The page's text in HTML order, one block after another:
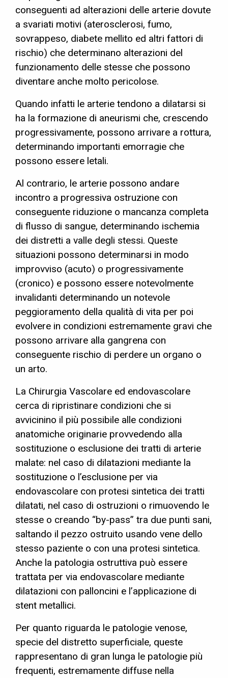
conseguenti ad alterazioni delle arterie dovute
a svariati motivi (aterosclerosi, fumo,
sovrappeso, diabete mellito ed altri fattori di
rischio) che determinano alterazioni del
funzionamento delle stesse che possono
diventare anche molto pericolose.
Quando infatti le arterie tendono a dilatarsi si
ha la formazione di aneurismi che, crescendo
progressivamente, possono arrivare a rottura,
determinando importanti emorragie che
possono essere letali.
Al contrario, le arterie possono andare
incontro a progressiva ostruzione con
conseguente riduzione o mancanza completa
di flusso di sangue, determinando ischemia
dei distretti a valle degli stessi. Queste
situazioni possono determinarsi in modo
improvviso (acuto) o progressivamente
(cronico) e possono essere notevolmente
invalidanti determinando un notevole
peggioramento della qualità di vita per poi
evolvere in condizioni estremamente gravi che
possono arrivare alla gangrena con
conseguente rischio di perdere un organo o
un arto.
La Chirurgia Vascolare ed endovascolare
cerca di ripristinare condizioni che si
avvicinino il più possibile alle condizioni
anatomiche originarie provvedendo alla
sostituzione o esclusione dei tratti di arterie
malate: nel caso di dilatazioni mediante la
sostituzione o l’esclusione per via
endovascolare con protesi sintetica dei tratti
dilatati, nel caso di ostruzioni o rimuovendo le
stesse o creando “by-pass” tra due punti sani,
saltando il pezzo ostruito usando vene dello
stesso paziente o con una protesi sintetica.
Anche la patologia ostruttiva può essere
trattata per via endovascolare mediante
dilatazioni con palloncini e l’applicazione di
stent metallici.
Per quanto riguarda le patologie venose,
specie del distretto superficiale, queste
rappresentano di gran lunga le patologie più
frequenti, estremamente diffuse nella